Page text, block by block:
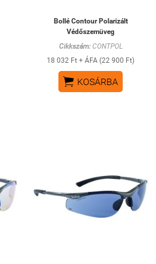
Bollé Contour Polarizált
Védőszemüveg
Cikkszám:CONTPOL
18 032 Ft + ÁFA (22 900 Ft)
 KOSÁRBA